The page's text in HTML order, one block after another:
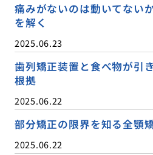
痛みがないのは動いてない
を解く
2025.06.23
歯列矯正装置と食べ物が引
根拠
2025.06.22
部分矯正の限界を知る全顎
2025.06.22